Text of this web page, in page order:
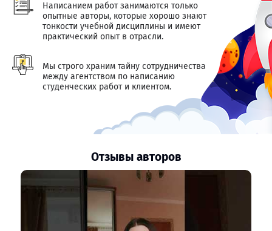
Написанием работ занимаются только
опытные авторы, которые хорошо знают
тонкости учебной дисциплины и имеют
практический опыт в отрасли.
Мы строго храним тайну сотрудничества
между агентством по написанию
студенческих работ и клиентом.
Отзывы авторов